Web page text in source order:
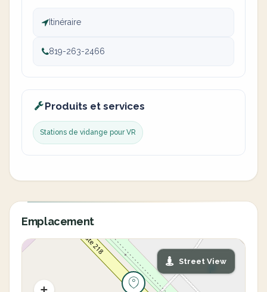
Itinéraire
819-263-2466
Produits et services
Stations de vidange pour VR
Emplacement
Street View